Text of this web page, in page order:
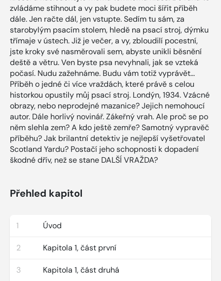
zvládáme stihnout a vy pak budete moci šířit příběh
dále. Jen račte dál, jen vstupte. Sedím tu sám, za
starobylým psacím stolem, hledě na psací stroj, dýmku
třímaje v ústech. Již je večer, a vy, zbloudilí pocestní,
jste kroky své nasměrovali sem, abyste unikli běsnění
deště a větru. Ven byste psa nevyhnali, jak se vzteká
počasí. Nudu zažehnáme. Budu vám totiž vyprávět...
Příběh o jedné či více vraždách, které právě s celou
historkou opustily můj psací stroj. Londýn, 1934. Vzácné
obrazy, nebo neprodejné mazanice? Jejich nemohoucí
autor. Dále horlivý novinář. Zákeřný vrah. Ale proč se po
něm slehla zem? A kdo ještě zemře? Samotný vypravěč
příběhu? Jak brilantní detektiv je nejlepší vyšetřovatel
Scotland Yardu? Postačí jeho schopnosti k dopadení
škodné dřív, než se stane DALŠÍ VRAŽDA?
Přehled kapitol
1 Úvod
2 Kapitola 1, část první
3 Kapitola 1, část druhá